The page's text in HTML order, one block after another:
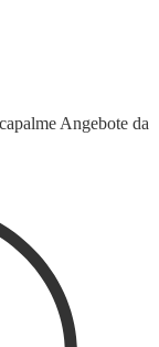
Angebote da